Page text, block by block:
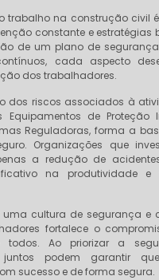
trabalho na construção civil
constante e estratégias
de um plano de
cada aspecto
dos trabalhadores.
dos riscos associados à
Equipamentos de Proteção
Reguladoras, forma a
Organizações que
a redução de
na produtividade
uma cultura de segurança e
fortalece o
todos. Ao priorizar a
juntos podem garantir
sucesso e de forma segura.